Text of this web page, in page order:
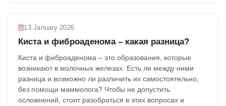
13 January 2026
Киста и фиброаденома – какая разница?
​Киста и фиброаденома – это образования, которые
возникают в молочных железах. Есть ли между ними
разница и возможно ли различить их самостоятельно,
без помощи маммолога? Чтобы не допустить
осложнений, стоит разобраться в этих вопросах и